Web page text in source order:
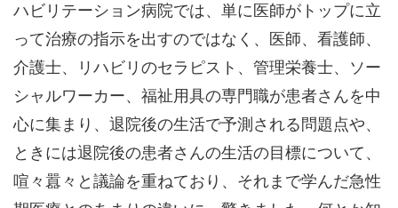
ハビリテーション病院では、単に医師がトップに立
って治療の指示を出すのではなく、医師、看護師、
介護士、リハビリのセラピスト、管理栄養士、ソー
シャルワーカー、福祉用具の専門職が患者さんを中
心に集まり、退院後の生活で予測される問題点や、
ときには退院後の患者さんの生活の目標について、
喧々囂々と議論を重ねており、それまで学んだ急性